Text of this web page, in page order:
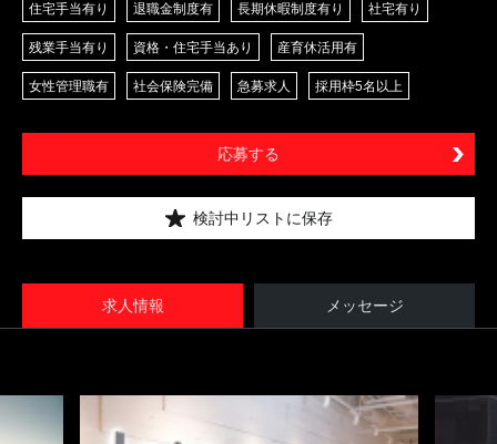
住宅手当有り 退職金制度有 長期休暇制度有り 社宅有り
残業手当有り 資格・住宅手当あり 産育休活用有
女性管理職有 社会保険完備 急募求人 採用枠5名以上
応募する
検討中リストに保存
求人情報 メッセージ